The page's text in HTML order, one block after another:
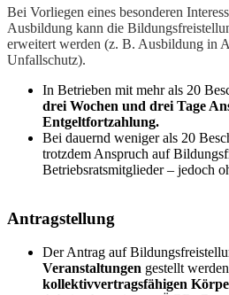
Bei Vorliegen eines besonderen
Ausbildung kann die
erweitert werden (z. B. Ausbildung in
Unfallschutz).
In Betrieben mit mehr als 20
drei Wochen und drei Tage
Entgeltfortzahlung.
Bei dauernd weniger als 20
trotzdem Anspruch auf
Betriebsratsmitglieder – jedoch
Antragstellung
Der Antrag auf
Veranstaltungen gestellt
kollektivvertragsfähigen